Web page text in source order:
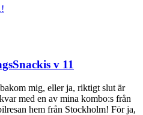
v 11
mig, eller ja, riktigt slut är
med en av mina kombo:s från
hem från Stockholm! För ja,